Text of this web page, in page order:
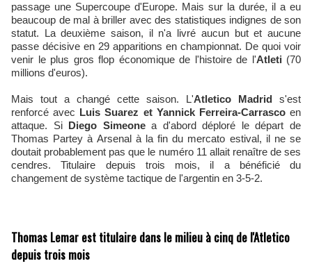
passage une Supercoupe d'Europe. Mais sur la durée, il a eu
beaucoup de mal à briller avec des statistiques indignes de son
statut. La deuxième saison, il n'a livré aucun but et aucune
passe décisive en 29 apparitions en championnat. De quoi voir
venir le plus gros flop économique de l'histoire de l'Atleti (70
millions d'euros).
Mais tout a changé cette saison. L'Atletico Madrid s'est
renforcé avec Luis Suarez et Yannick Ferreira-Carrascoen
attaque. SiDiego Simeonea d'abord déploré le départ de
Thomas Partey à Arsenal à la fin du mercato estival, il ne se
doutait probablement pas que le numéro 11 allait renaître de ses
cendres. Titulaire depuis trois mois, il a bénéficié du
changement de système tactique de l'argentin en 3-5-2.
Thomas Lemar est titulaire dans le milieu à cinq de l'Atletico
depuis trois mois